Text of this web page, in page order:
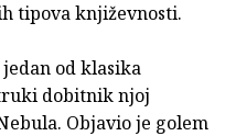
tipova književnosti.
od klasika
dobitnik njoj
Objavio je golem